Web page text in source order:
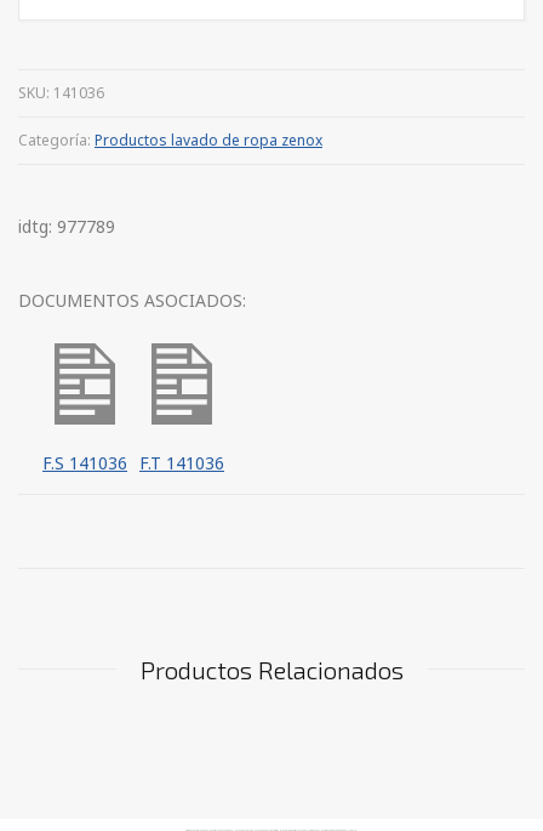
SKU: 141036
Categoría: Productos lavado de ropa zenox
idtg: 977789
DOCUMENTOS ASOCIADOS:
F.S 141036 F.T 141036
Productos Relacionados